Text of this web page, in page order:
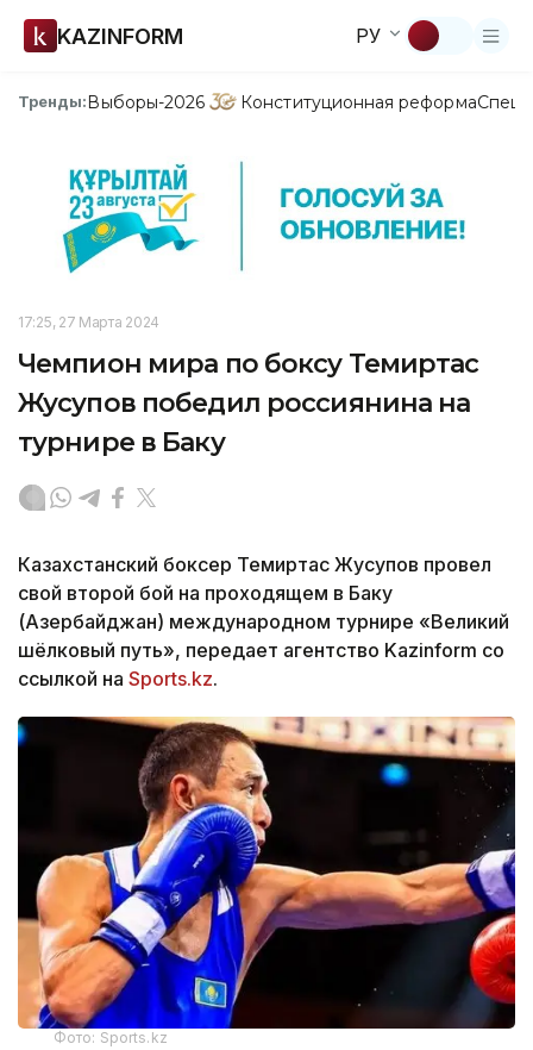
KAZINFORM РУ
Тренды:Выборы-2026 Конституционная реформа
17:25, 27 Марта 2024
Чемпион мира по боксу Темиртас
Жусупов победил россиянина на
турнире в Баку
Казахстанский боксер Темиртас Жусупов провел
свой второй бой на проходящем в Баку
(Азербайджан) международном турнире «Великий
шёлковый путь», передает агентство Kazinform со
ссылкой на Sports.kz.
Фото: Sports.kz